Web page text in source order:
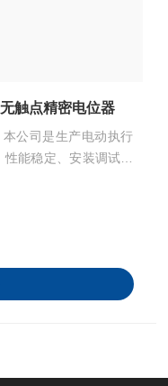
触点精密电位器
公司是生产电动执行
能稳定、安装调试及
信号制式。本公司的
电力、钢铁、炼油、
车工业、铝加工、化
观洽谈合作建立技术